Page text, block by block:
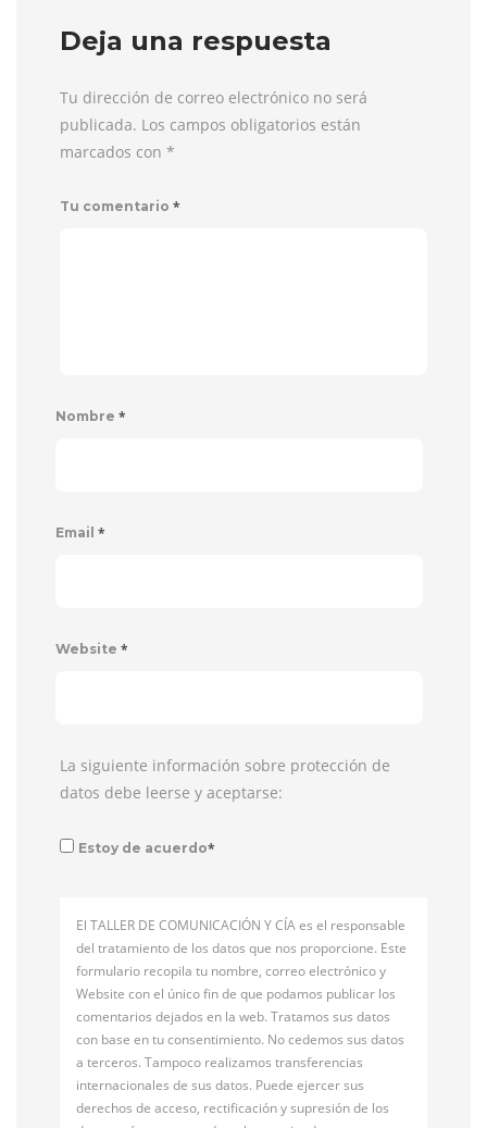
Deja una respuesta
Tu dirección de correo electrónico no será
publicada. Los campos obligatorios están
marcados con *
Tu comentario *
Nombre *
Email *
Website *
La siguiente información sobre protección de
datos debe leerse y aceptarse:
Estoy de acuerdo*
El TALLER DE COMUNICACIÓN Y CÍA es el responsable
del tratamiento de los datos que nos proporcione. Este
formulario recopila tu nombre, correo electrónico y
Website con el único fin de que podamos publicar los
comentarios dejados en la web. Tratamos sus datos
con base en tu consentimiento. No cedemos sus datos
a terceros. Tampoco realizamos transferencias
internacionales de sus datos. Puede ejercer sus
derechos de acceso, rectificación y supresión de los